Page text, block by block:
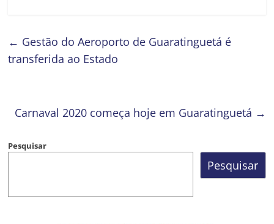
← Gestão do Aeroporto de Guaratinguetá é
transferida ao Estado
Carnaval 2020 começa hoje em Guaratinguetá →
Pesquisar
Pesquisar